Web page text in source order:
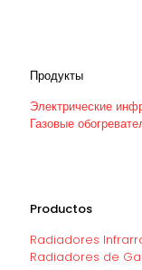
Продукты
Электрические
Газовые
Productos
Radiadores
Radiadores de